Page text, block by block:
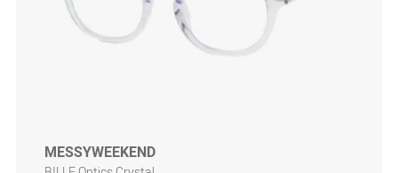
MESSYWEEKEND